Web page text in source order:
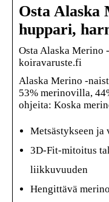
Osta Alaska
huppari,
Osta Alaska Merino
koiravaruste.fi
Alaska Merino -
53% merinovilla,
ohjeita: Koska
Metsästykseen ja
3D-Fit-mitoitus
liikkuvuuden
Hengittävä